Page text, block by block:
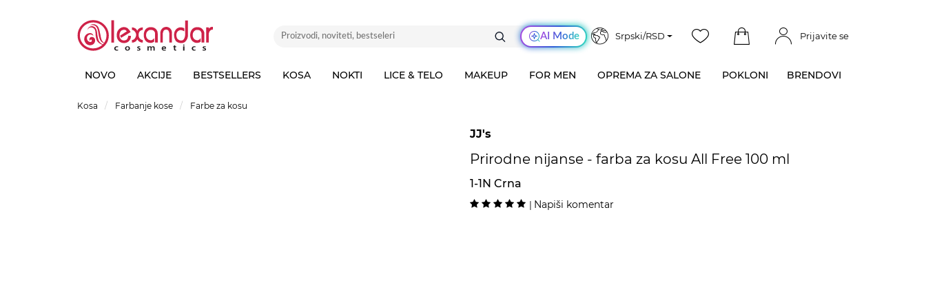
AI Mode Srpski/RSD Prijavite se
NOVO AKCIJE BESTSELLERS KOSA NOKTI LICE & TELO MAKEUP FOR MEN OPREMA ZA SALONE POKLONI BRENDOVI
Kosa Farbanje kose Farbe za kosu
JJ's
Prirodne nijanse - farba za kosu All Free 100 ml
1-1N Crna
| Napiši komentar